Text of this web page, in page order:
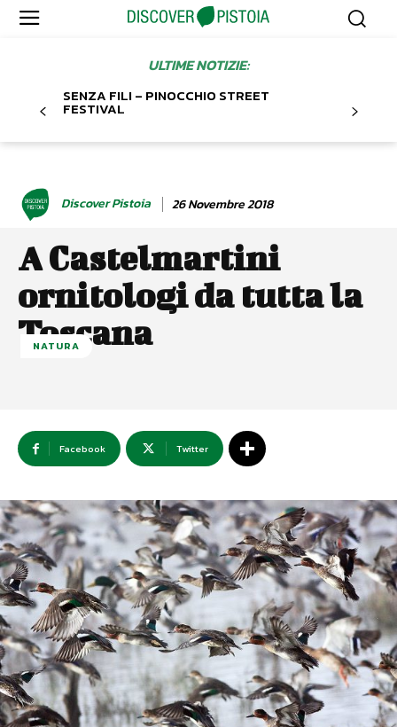
ULTIME NOTIZIE:
SENZA FILI – PINOCCHIO STREET
FESTIVAL
Discover Pistoia 26 Novembre 2018
A Castelmartini
ornitologi da tutta la
Toscana
NATURA
Facebook Twitter